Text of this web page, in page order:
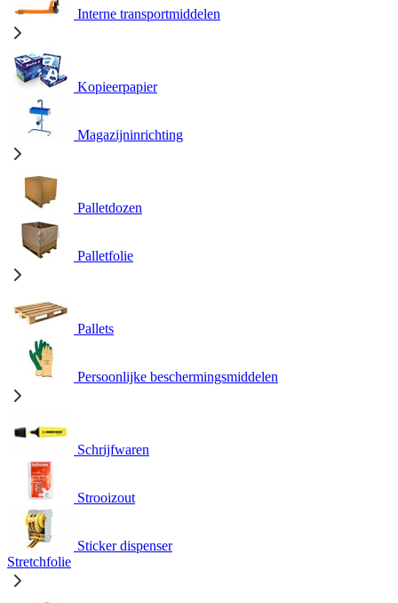
Interne transportmiddelen
Kopieerpapier
Magazijninrichting
Palletdozen
Palletfolie
Pallets
Persoonlijke beschermingsmiddelen
Schrijfwaren
Strooizout
Sticker dispenser
Stretchfolie